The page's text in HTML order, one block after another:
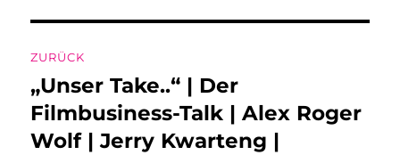
ZURÜCK
Vorheriger
Beitrag:
„Unser Take..“ | Der
Filmbusiness-Talk | Alex Roger
Wolf | Jerry Kwarteng |